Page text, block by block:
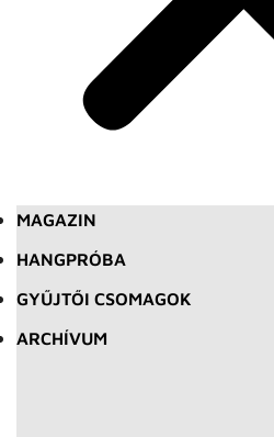
MAGAZIN
HANGPRÓBA
GYŰJTŐI CSOMAGOK
ARCHÍVUM